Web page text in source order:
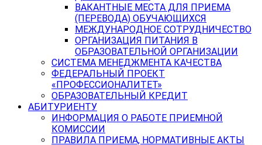
ВАКАНТНЫЕ МЕСТА ДЛЯ ПРИЕМА
(ПЕРЕВОДА) ОБУЧАЮЩИХСЯ
МЕЖДУНАРОДНОЕ СОТРУДНИЧЕСТВО
ОРГАНИЗАЦИЯ ПИТАНИЯ В
ОБРАЗОВАТЕЛЬНОЙ ОРГАНИЗАЦИИ
СИСТЕМА МЕНЕДЖМЕНТА КАЧЕСТВА
ФЕДЕРАЛЬНЫЙ ПРОЕКТ
«ПРОФЕССИОНАЛИТЕТ»
ОБРАЗОВАТЕЛЬНЫЙ КРЕДИТ
АБИТУРИЕНТУ
ИНФОРМАЦИЯ О РАБОТЕ ПРИЕМНОЙ
КОМИССИИ
ПРАВИЛА ПРИЕМА, НОРМАТИВНЫЕ АКТЫ